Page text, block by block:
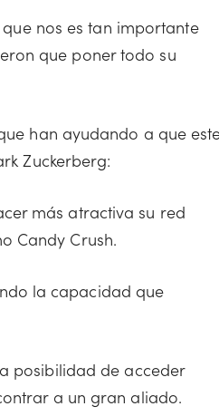
nos es tan importante
que poner todo su
han ayudando a que
Zuckerberg:
más atractiva su red
Candy Crush.
la capacidad que
posibilidad de acceder
a un gran aliado.